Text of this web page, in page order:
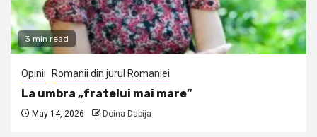
3 min read
Opinii Romanii din jurul Romaniei
La umbra „fratelui mai mare”
May 14, 2026 Doina Dabija